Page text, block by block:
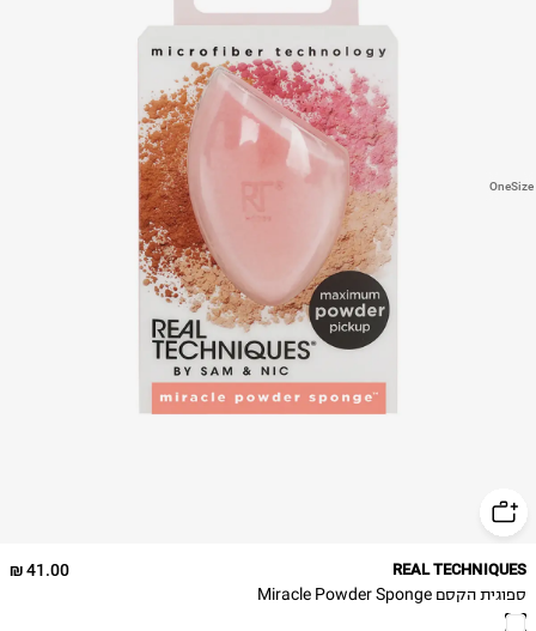
OneSize
41.00 ₪ REAL TECHNIQUES
ספוגית הקסם Miracle Powder Sponge